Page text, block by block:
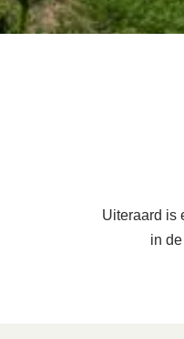
Uiteraard is
in